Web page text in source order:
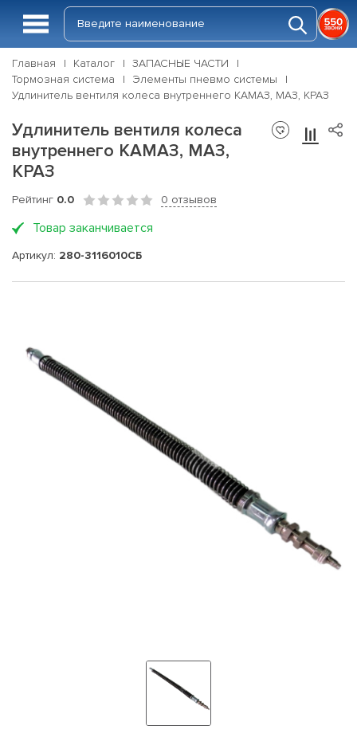
Главная Каталог
ЗАПАСНЫЕ ЧАСТИ
Тормозная система
Элементы пневмо системы
Удлинитель вентиля колеса внутреннего КАМАЗ, МАЗ, КРАЗ
Удлинитель вентиля колеса
внутреннего КАМАЗ, МАЗ,
КРАЗ
Рейтинг 0.0 0 отзывов
Товар заканчивается
Артикул: 280-3116010СБ